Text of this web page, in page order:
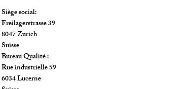
Siège social:
Freilagerstrasse 39
8047 Zurich
Suisse
Bureau Qualité :
Rue industrielle 59
6034 Lucerne